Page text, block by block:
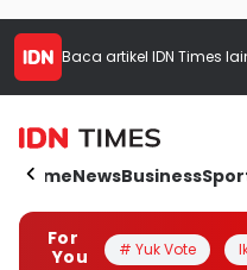
Baca artikel IDN Times
HomeNewsBusiness
For
You
# Yuk Vote